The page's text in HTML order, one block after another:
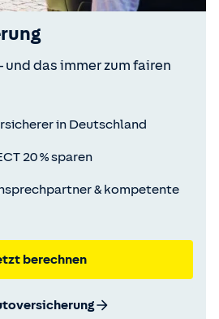
und das immer zum fairen
in Deutschland
20 % sparen
& kompetente
berechnen